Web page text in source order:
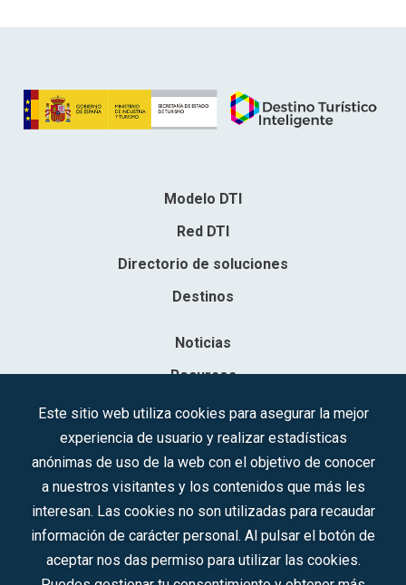
Modelo DTI
Red DTI
Directorio de soluciones
Destinos
Noticias
Recursos
Contacto
Sociedad Mercantil Estatal para la Gestión de la Innovación y las
Inscrita en el R.M. de Madrid, T, 12593, Se. 8, F. 129, H. 201.307.
C.I.F.: A-81/874.984
Síguenos en redes sociales:
Este sitio web utiliza cookies para asegurar la mejor
experiencia de usuario y realizar estadísticas
anónimas de uso de la web con el objetivo de conocer
a nuestros visitantes y los contenidos que más les
interesan. Las cookies no son utilizadas para recaudar
información de carácter personal. Al pulsar el botón de
aceptar nos das permiso para utilizar las cookies.